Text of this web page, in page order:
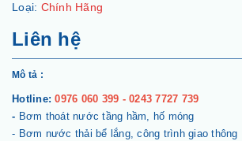
Loại: Chính Hãng
Liên hệ
Mô tả :
Hotline:0976 060 399 - 0243 7727 739
- Bơm thoát nước tầng hầm, hố móng
- Bơm nước thải bể lắng, công trình giao thông